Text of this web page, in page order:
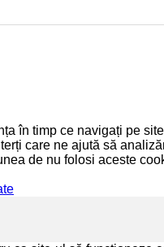
în timp ce navigați pe
care ne ajută să
de nu folosi aceste